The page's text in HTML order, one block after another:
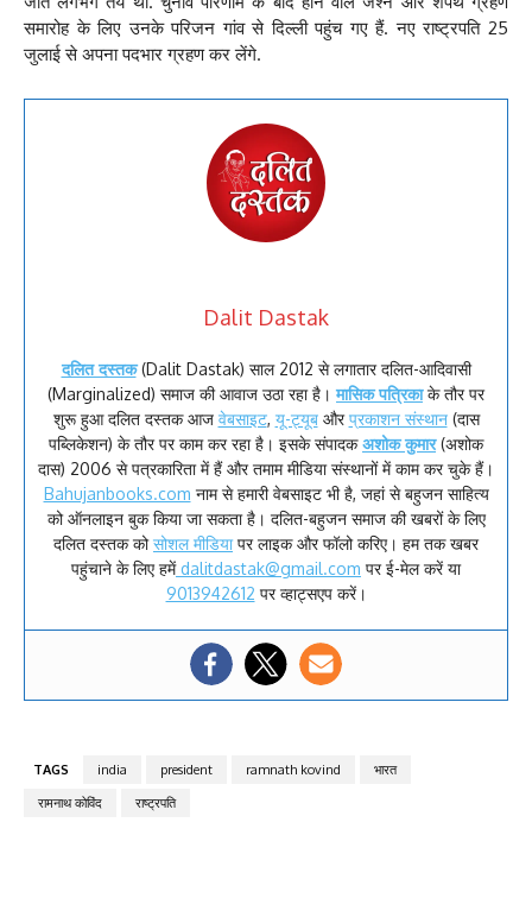
समारोह के लिए उनके परिजन गांव से दिल्ली पहुंच गए हैं. नए राष्ट्रपति 25
जुलाई से अपना पदभार ग्रहण कर लेंगे.
Dalit Dastak
दलित दस्तक (Dalit Dastak) साल 2012 से लगातार दलित-आदिवासी
(Marginalized) समाज की आवाज उठा रहा है।मासिक पत्रिकाके तौर पर
शुरू हुआ दलित दस्तक आज वेबसाइट, यू-ट्यूबऔरप्रकाशन संस्थान(दास
पब्लिकेशन) के तौर पर काम कर रहा है। इसके संपादक अशोक कुमार (अशोक
दास) 2006 से पत्रकारिता में हैं और तमाम मीडिया संस्थानों में काम कर चुके हैं।
Bahujanbooks.com नाम से हमारी वेबसाइट भी है, जहां से बहुजन साहित्य
को ऑनलाइन बुक किया जा सकता है। दलित-बहुजन समाज की खबरों के लिए
दलित दस्तक कोसोशल मीडियापर लाइक और फॉलो करिए। हम तक खबर
पहुंचाने के लिए हमेंdalitdastak@gmail.com पर ई-मेल करें या
9013942612 पर व्हाट्सएप करें।
TAGS india president ramnath kovind
भारत
रामनाथ कोविंद
राष्ट्रपति